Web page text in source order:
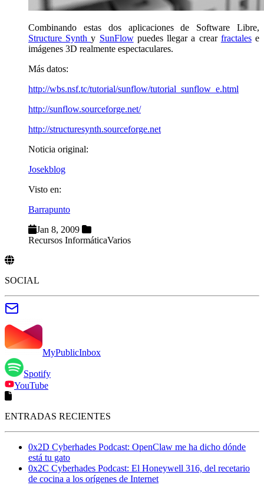
Combinando estas dos aplicaciones de Software Libre,
Structure Synthy SunFlowpuedes llegar a crear fractalese
imágenes 3D realmente espectaculares.
Más datos:
http://wbs.nsf.tc/tutorial/sunflow/tutorial_sunflow_e.html
http://sunflow.sourceforge.net/
http://structuresynth.sourceforge.net
Noticia original:
Josekblog
Visto en:
Barrapunto
Jan 8, 2009
Recursos InformáticaVarios
SOCIAL
MyPublicInbox
Spotify
YouTube
ENTRADAS RECIENTES
0x2D Cyberhades Podcast: OpenClaw me ha dicho dónde
está tu gato
0x2C Cyberhades Podcast: El Honeywell 316, del recetario
de cocina a los orígenes de Internet